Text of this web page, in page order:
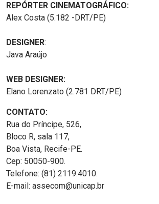
REPÓRTER CINEMATOGRÁFICO:
Alex Costa (5.182 -DRT/PE)
DESIGNER:
Java Araújo
WEB DESIGNER:
Elano Lorenzato (2.781 DRT/PE)
CONTATO:
Rua do Príncipe, 526,
Bloco R, sala 117,
Boa Vista, Recife-PE.
Cep: 50050-900.
Telefone: (81) 2119.4010.
E-mail: assecom@unicap.br